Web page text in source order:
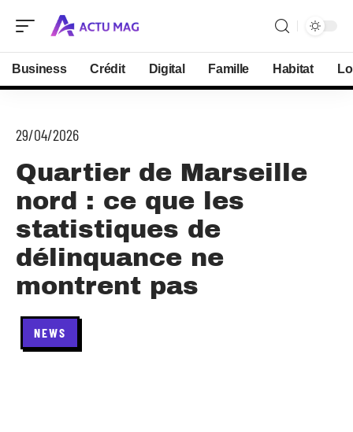
Business Crédit Digital Famille Habitat
29/04/2026
Quartier de Marseille
nord : ce que les
statistiques de
délinquance ne
montrent pas
NEWS